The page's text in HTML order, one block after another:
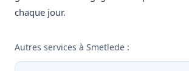
chaque jour.
Autres services à Smetlede :